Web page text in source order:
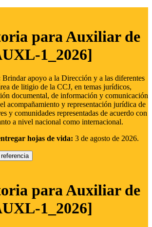
para Auxiliar de
1_2026]
Brindar apoyo a la Dirección y a las diferentes
de litigio de la CCJ, en temas jurídicos,
documental, de información y comunicación
acompañamiento y representación jurídica de
y comunidades representadas de acuerdo con
a nivel nacional como internacional.
hojas de vida: 3 de agosto de 2026.
para Auxiliar de
1_2026]